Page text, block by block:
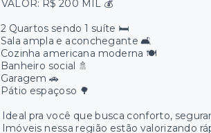
VALOR: R$ 200 MIL 💰
2 Quartos sendo 1 suíte 🛏️
Sala ampla e aconchegante 🛋️
Cozinha americana moderna 🍽️
Banheiro social 🚿
Garagem 🚗
Pátio espaçoso 🌳
Ideal pra você que busca conforto,
Imóveis nessa região estão valorizando